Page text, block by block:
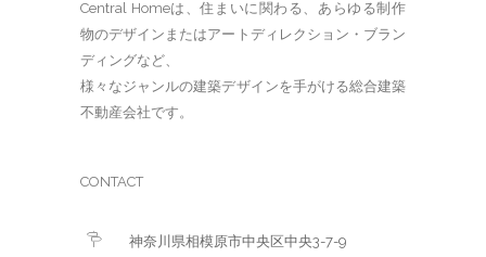
Central Homeは、住まいに関わる、あらゆる制作
物のデザインまたはアートディレクション・ブラン
ディングなど、
様々なジャンルの建築デザインを手がける総合建築
不動産会社です。
CONTACT
神奈川県相模原市中央区中央3-7-9